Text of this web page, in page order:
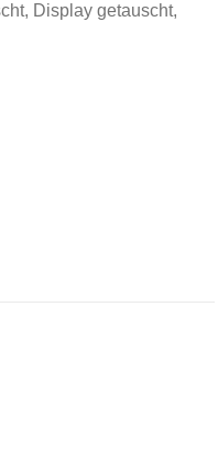
Display getauscht,